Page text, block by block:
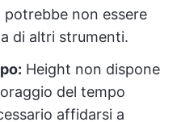
non essere
di altri strumenti.
Height non dispone
del tempo
affidarsi a